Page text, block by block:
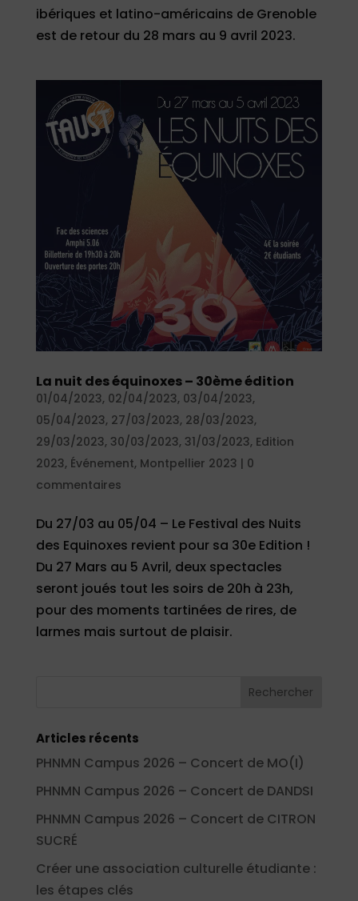
ibériques et latino-américains de Grenoble
est de retour du 28 mars au 9 avril 2023.
La nuit des équinoxes – 30ème édition
01/04/2023, 02/04/2023, 03/04/2023,
05/04/2023, 27/03/2023, 28/03/2023,
29/03/2023, 30/03/2023, 31/03/2023, Edition
2023, Événement, Montpellier 2023 | 0
commentaires
Du 27/03 au 05/04 – Le Festival des Nuits
des Equinoxes revient pour sa 30e Edition !
Du 27 Mars au 5 Avril, deux spectacles
seront joués tout les soirs de 20h à 23h,
pour des moments tartinées de rires, de
larmes mais surtout de plaisir.
Articles récents
PHNMN Campus 2026 – Concert de MO(I)
PHNMN Campus 2026 – Concert de DANDSI
PHNMN Campus 2026 – Concert de CITRON
SUCRÉ
Créer une association culturelle étudiante :
les étapes clés